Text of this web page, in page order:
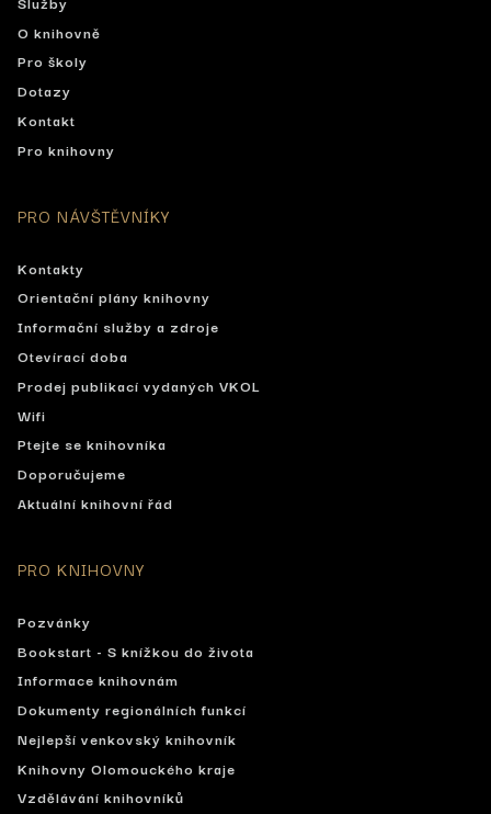
O knihovně
Pro školy
Dotazy
Kontakt
Pro knihovny
PRO NÁVŠTĚVNÍKY
Kontakty
Orientační plány knihovny
Informační služby a zdroje
Otevírací doba
Prodej publikací vydaných VKOL
Wifi
Ptejte se knihovníka
Doporučujeme
Aktuální knihovní řád
PRO KNIHOVNY
Pozvánky
Bookstart - S knížkou do života
Informace knihovnám
Dokumenty regionálních funkcí
Nejlepší venkovský knihovník
Knihovny Olomouckého kraje
Vzdělávání knihovníků